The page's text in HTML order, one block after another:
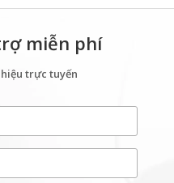
miễn phí
trực tuyến